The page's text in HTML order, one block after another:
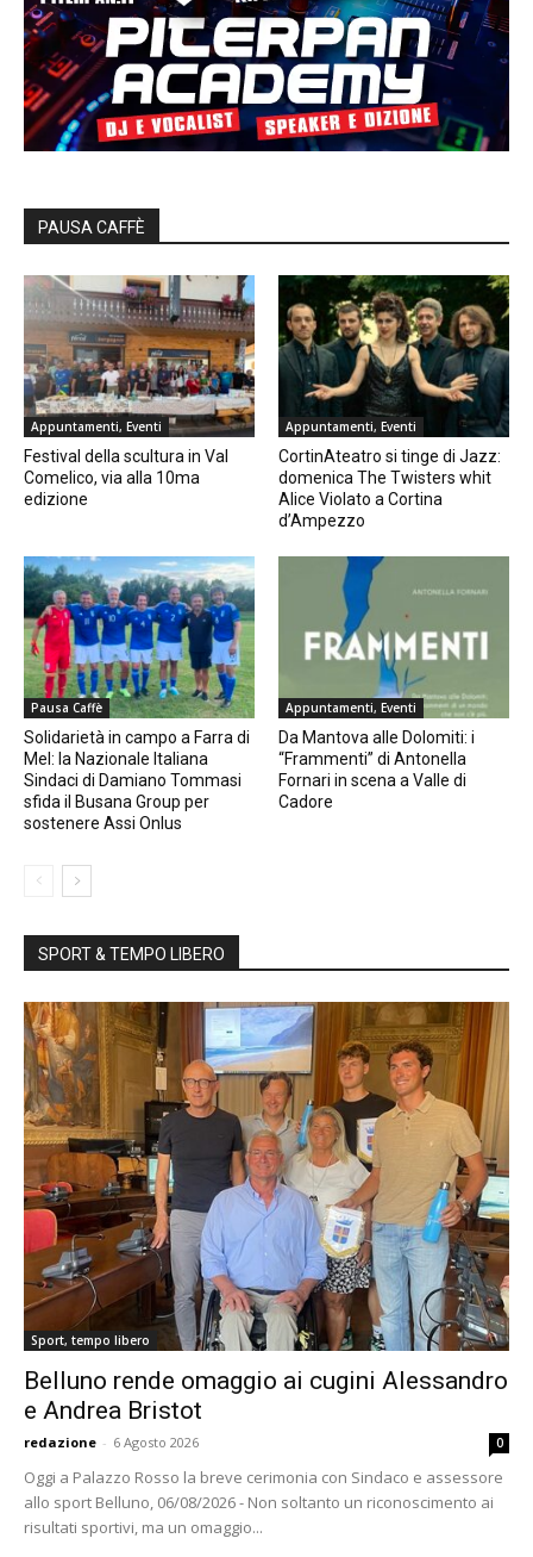
PAUSA CAFFÈ
Appuntamenti, Eventi
Festival della scultura in Val
Comelico, via alla 10ma
edizione
Appuntamenti, Eventi
CortinAteatro si tinge di Jazz:
domenica The Twisters whit
Alice Violato a Cortina
d’Ampezzo
Pausa Caffè
Solidarietà in campo a Farra di
Mel: la Nazionale Italiana
Sindaci di Damiano Tommasi
sfida il Busana Group per
sostenere Assi Onlus
Appuntamenti, Eventi
Da Mantova alle Dolomiti: i
“Frammenti” di Antonella
Fornari in scena a Valle di
Cadore
SPORT & TEMPO LIBERO
Sport, tempo libero
Belluno rende omaggio ai cugini Alessandro
e Andrea Bristot
redazione - 6 Agosto 2026 0
Oggi a Palazzo Rosso la breve cerimonia con Sindaco e assessore
allo sport Belluno, 06/08/2026 - Non soltanto un riconoscimento ai
risultati sportivi, ma un omaggio...